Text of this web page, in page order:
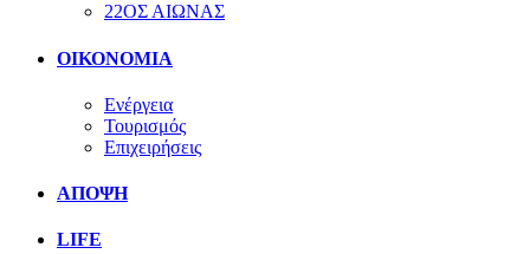
22ΟΣ ΑΙΩΝΑΣ
ΟΙΚΟΝΟΜΙΑ
Ενέργεια
Τουρισμός
Επιχειρήσεις
ΑΠΟΨΗ
LIFE